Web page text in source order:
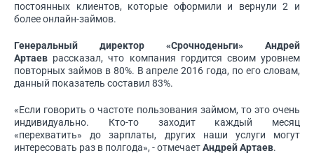
постоянных клиентов, которые оформили и вернули 2 и
более онлайн-займов.
Генеральный директор «Срочноденьги» Андрей
Артаев рассказал, что компания гордится своим уровнем
повторных займов в 80%. В апреле 2016 года, по его словам,
данный показатель составил 83%.
«Если говорить о частоте пользования займом, то это очень
индивидуально. Кто-то заходит каждый месяц
«перехватить» до зарплаты, других наши услуги могут
интересовать раз в полгода», - отмечаетАндрей Артаев.